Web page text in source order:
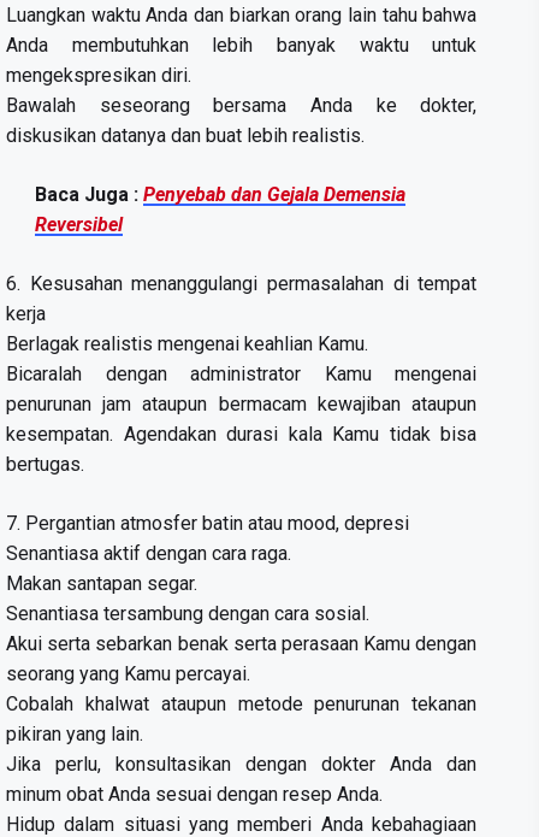
Luangkan waktu Anda dan biarkan orang lain tahu bahwa
Anda membutuhkan lebih banyak waktu untuk
mengekspresikan diri.
Bawalah seseorang bersama Anda ke dokter,
diskusikan datanya dan buat lebih realistis.
Baca Juga : Penyebab dan Gejala Demensia
Reversibel
6. Kesusahan menanggulangi permasalahan di tempat
kerja
Berlagak realistis mengenai keahlian Kamu.
Bicaralah dengan administrator Kamu mengenai
penurunan jam ataupun bermacam kewajiban ataupun
kesempatan. Agendakan durasi kala Kamu tidak bisa
bertugas.
7. Pergantian atmosfer batin atau mood, depresi
Senantiasa aktif dengan cara raga.
Makan santapan segar.
Senantiasa tersambung dengan cara sosial.
Akui serta sebarkan benak serta perasaan Kamu dengan
seorang yang Kamu percayai.
Cobalah khalwat ataupun metode penurunan tekanan
pikiran yang lain.
Jika perlu, konsultasikan dengan dokter Anda dan
minum obat Anda sesuai dengan resep Anda.
Hidup dalam situasi yang memberi Anda kebahagiaan